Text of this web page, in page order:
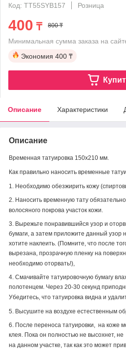
Код: TT55SYB157
Розница
400 ₸ 800 ₸
Минимальная сумма заказа на
Экономия 400 ₸
Описание Характеристики
Описание
Временная татуировка 150х210 мм.
Как правильно наносить временные
1. Необходимо обезжирить кожу
2. Наносить временную тату
волосяного покрова участок кожи.
3. Вырежьте понравившийся узор и
бумаги, а затем приложите данный узор
хотите наклеить. (Помните, что после
вырезана, прозрачную пленку на
необходимо оторвать!),
4. Смачивайте татуировочную бумагу
полотенцем. Через 20-30 секунд
Убедитесь, что татуировка видна и
5. Высушите на воздухе естественным
6. После переноса татуировки, на коже
клея. Пока он полностью не высохнет,
на данном участке, так как это может